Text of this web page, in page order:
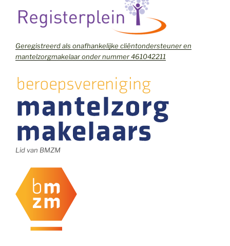
Geregistreerd als onafhankelijke cliëntondersteuner en
mantelzorgmakelaar onder nummer 461042211
Lid van BMZM